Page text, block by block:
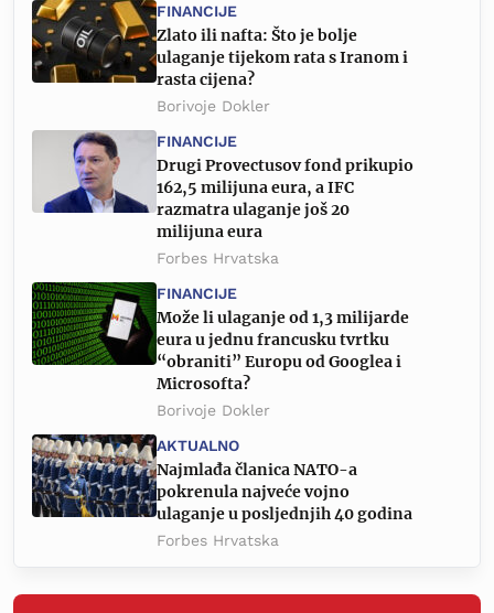
FINANCIJE
Zlato ili nafta: Što je bolje
ulaganje tijekom rata s Iranom i
rasta cijena?
Borivoje Dokler
FINANCIJE
Drugi Provectusov fond prikupio
162,5 milijuna eura, a IFC
razmatra ulaganje još 20
milijuna eura
Forbes Hrvatska
FINANCIJE
Može li ulaganje od 1,3 milijarde
eura u jednu francusku tvrtku
“obraniti” Europu od Googlea i
Microsofta?
Borivoje Dokler
AKTUALNO
Najmlađa članica NATO-a
pokrenula najveće vojno
ulaganje u posljednjih 40 godina
Forbes Hrvatska